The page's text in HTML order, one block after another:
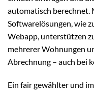
automatisch berechnet.
Softwarelösungen, wie
Webapp, unterstützen
mehrerer Wohnungen
Abrechnung – auch bei
Ein fair gewählter und